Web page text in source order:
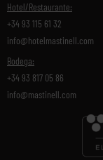
Hotel/Restaurante:
+34 93 115 61 32
info@hotelmastinell.com
Bodega:
+34 93 817 05 86
info@mastinell.com